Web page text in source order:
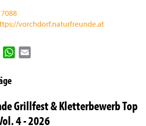
vorchdorf.naturfreunde.at
WhatsApp
Grillfest & Kletterbewerb Top
4 - 2026